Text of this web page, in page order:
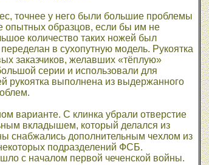
точнее у него были большие проблемы
опытных образцов, если бы им не
количество таких ножей был
в сухопутную модель. Рукоятка
заказчиков, желавших «тёплую»
серии и использовали для
рукоятка выполнена из выдержанного
варианте. С клинка убрали отверстие
вкладышем, который делался из
снабжались дополнительным чехлом из
подразделений ФСБ.
с началом первой чеченской войны.